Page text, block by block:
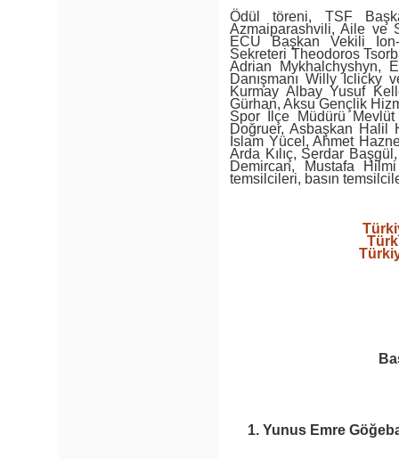
Ödül töreni, TSF
Azmaiparashvili, Aile ve
ECU Başkan Vekili
Sekreteri Theodoros
Adrian Mykhalchyshyn,
Danışmanı Willy Iclicky
Kurmay Albay Yusuf
Gürhan, Aksu Gençlik
Spor İlçe Müdürü
Doğruer, Asbaşkan Halil
İslam Yücel, Ahmet
Arda Kılıç, Serdar
Demircan, Mustafa
temsilcileri, basın
1. Yunus Emre